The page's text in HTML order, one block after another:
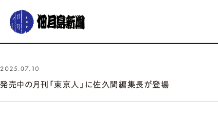
グルメ おでかけ 暮らす
佃月島新聞の紹介 イベントカレンダー バックナンバー サポーター募集
2025.07.10
発売中の月刊「東京人」に佐久間編集長が登場